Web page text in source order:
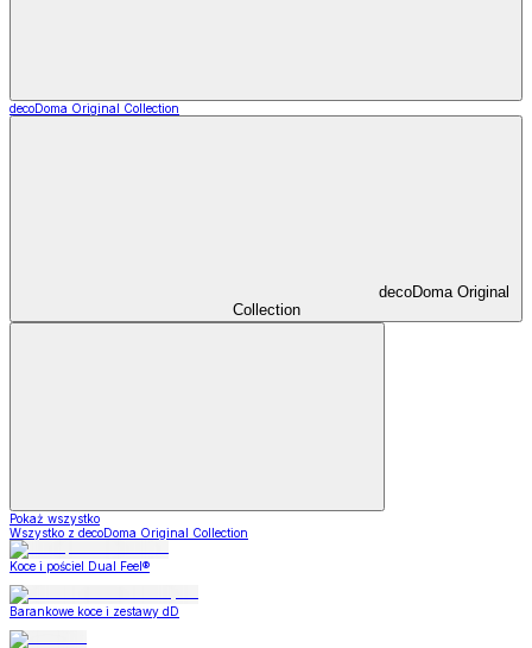
decoDoma Original Collection
decoDoma Original
Collection
Pokaż wszystko
Wszystko z decoDoma Original Collection
Koce i pościel Dual Feel®
Barankowe koce i zestawy dD